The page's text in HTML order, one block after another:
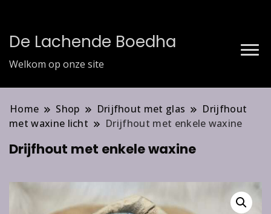
De Lachende Boedha
Welkom op onze site
Home Shop Drijfhout met glas
Drijfhout
met waxine licht
Drijfhout met enkele waxine
Drijfhout met enkele waxine